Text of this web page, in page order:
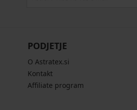
PODJETJE
O Astratex.si
Kontakt
Affiliate program